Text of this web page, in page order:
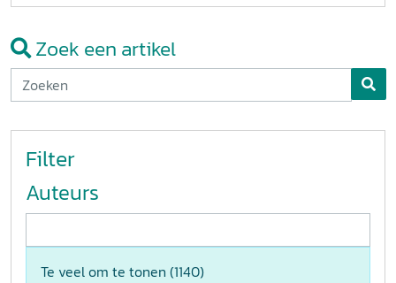
Zoek een artikel
Filter
Auteurs
Te veel om te tonen (1140)